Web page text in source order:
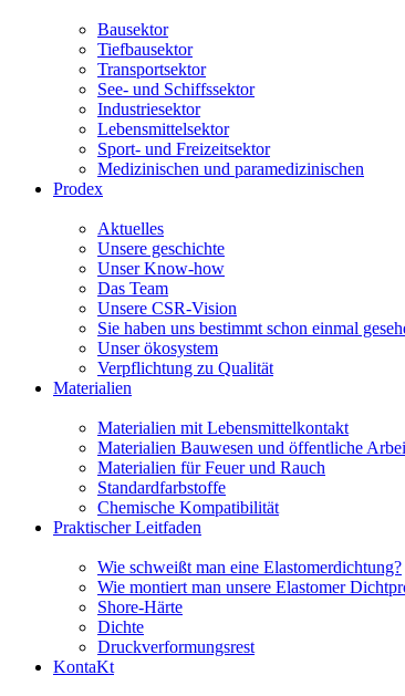
Bausektor
Tiefbausektor
Transportsektor
See- und Schiffssektor
Industriesektor
Lebensmittelsektor
Sport- und Freizeitsektor
Medizinischen und paramedizinischen
Prodex
Aktuelles
Unsere geschichte
Unser Know-how
Das Team
Unsere CSR-Vision
Sie haben uns bestimmt schon einmal
Unser ökosystem
Verpflichtung zu Qualität
Materialien
Materialien mit Lebensmittelkontakt
Materialien Bauwesen und öffentliche
Materialien für Feuer und Rauch
Standardfarbstoffe
Chemische Kompatibilität
Praktischer Leitfaden
Wie schweißt man eine Elastomerdichtung?
Wie montiert man unsere Elastomer
Shore-Härte
Dichte
Druckverformungsrest
KontaKt